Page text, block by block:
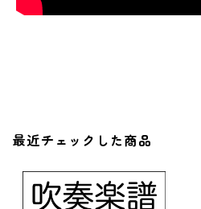
最近チェックした商品